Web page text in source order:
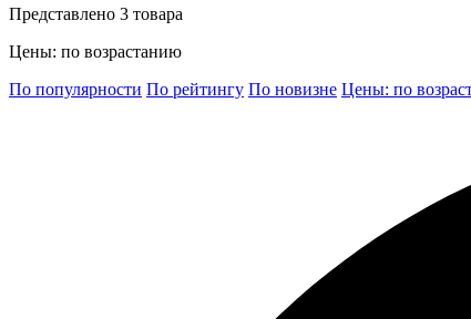
Представлено 3 товара
Цены: по возрастанию
По популярности По рейтингу По новизне Цены: по